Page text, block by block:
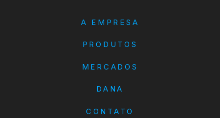
A EMPRESA
PRODUTOS
MERCADOS
DANA
CONTATO